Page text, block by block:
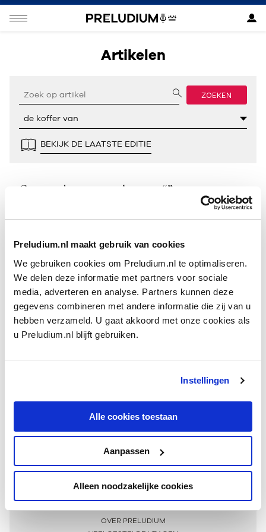
Preludium.nl maakt gebruik van cookies
We gebruiken cookies om Preludium.nl te optimaliseren.
We delen deze informatie met partners voor sociale
media, adverteren en analyse. Partners kunnen deze
gegevens combineren met andere informatie die zij van u
hebben verzameld. U gaat akkoord met onze cookies als
u Preludium.nl blijft gebruiken.
Instellingen
Alle cookies toestaan
Aanpassen
Alleen noodzakelijke cookies
Artikelen
ZOEKEN
BEKIJK DE LAATSTE EDITIE
Geen resultaten gevonden voor “”.
Meer informatie
OVER PRELUDIUM